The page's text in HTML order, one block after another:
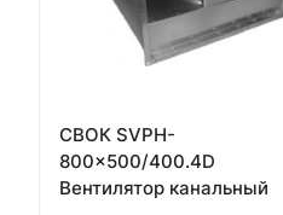
СВОК SVPH-
800×500/400.4D
Вентилятор канальный